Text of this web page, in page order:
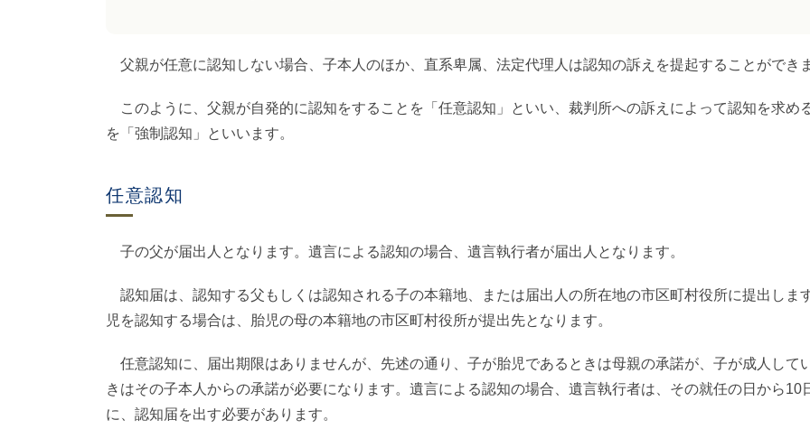
父親が任意に認知しない場合、子本人のほか、直系卑属、法定代理人は認知の訴えを提起することができま
このように、父親が自発的に認知をすることを「任意認知」といい、裁判所への訴えによって認知を求め
を「強制認知」といいます。
任意認知
子の父が届出人となります。遺言による認知の場合、遺言執行者が届出人となります。
認知届は、認知する父もしくは認知される子の本籍地、または届出人の所在地の市区町村役所に提出しま
児を認知する場合は、胎児の母の本籍地の市区町村役所が提出先となります。
任意認知に、届出期限はありませんが、先述の通り、子が胎児であるときは母親の承諾が、子が成人して
きはその子本人からの承諾が必要になります。遺言による認知の場合、遺言執行者は、その就任の日から10
に、認知届を出す必要があります。